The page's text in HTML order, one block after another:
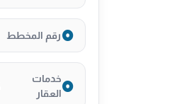
رقم المخطط
خدمات
العقار